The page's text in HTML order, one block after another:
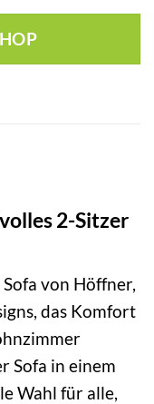
2-Sitzer
von Höffner,
das Komfort
Sofa in einem
Wahl für alle,